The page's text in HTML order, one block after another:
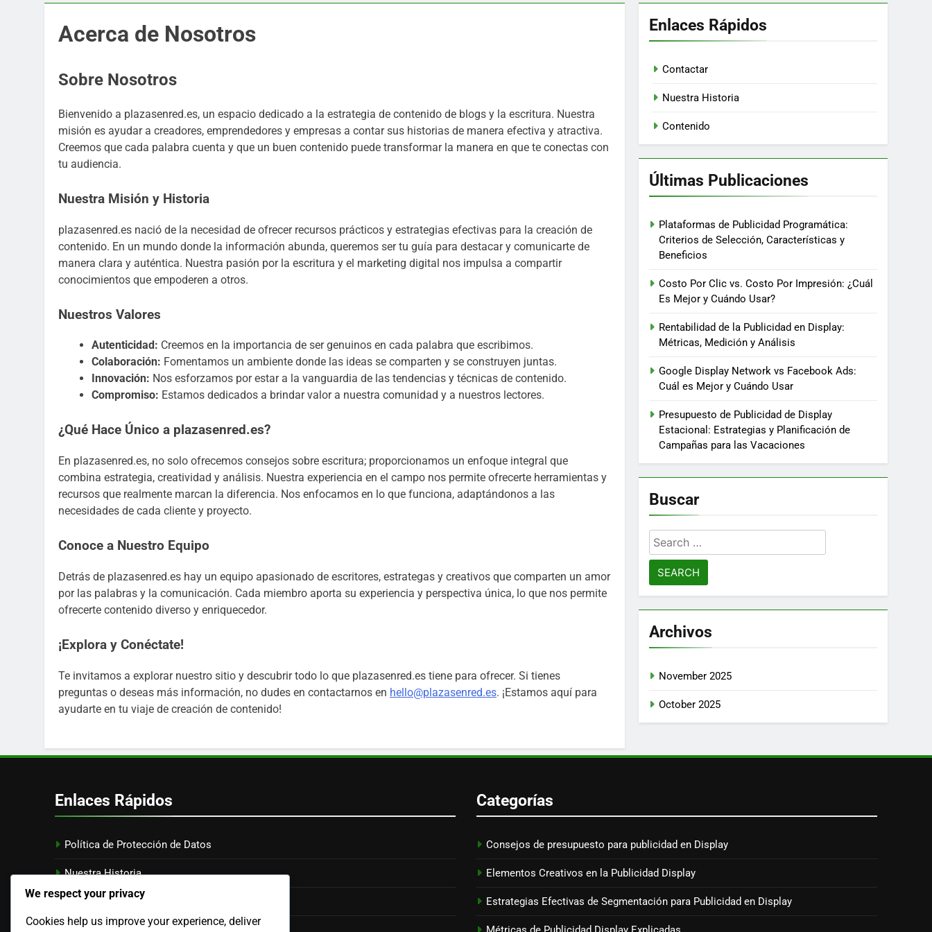
Acerca de Nosotros
Sobre Nosotros
Bienvenido a plazasenred.es, un espacio dedicado a la estrategia de contenido de blogs y la escritura. Nuestra
misión es ayudar a creadores, emprendedores y empresas a contar sus historias de manera efectiva y atractiva.
Creemos que cada palabra cuenta y que un buen contenido puede transformar la manera en que te conectas con
tu audiencia.
Nuestra Misión y Historia
plazasenred.es nació de la necesidad de ofrecer recursos prácticos y estrategias efectivas para la creación de
contenido. En un mundo donde la información abunda, queremos ser tu guía para destacar y comunicarte de
manera clara y auténtica. Nuestra pasión por la escritura y el marketing digital nos impulsa a compartir
conocimientos que empoderen a otros.
Nuestros Valores
Autenticidad: Creemos en la importancia de ser genuinos en cada palabra que escribimos.
Colaboración: Fomentamos un ambiente donde las ideas se comparten y se construyen juntas.
Innovación: Nos esforzamos por estar a la vanguardia de las tendencias y técnicas de contenido.
Compromiso: Estamos dedicados a brindar valor a nuestra comunidad y a nuestros lectores.
¿Qué Hace Único a plazasenred.es?
En plazasenred.es, no solo ofrecemos consejos sobre escritura; proporcionamos un enfoque integral que
combina estrategia, creatividad y análisis. Nuestra experiencia en el campo nos permite ofrecerte herramientas y
recursos que realmente marcan la diferencia. Nos enfocamos en lo que funciona, adaptándonos a las
necesidades de cada cliente y proyecto.
Conoce a Nuestro Equipo
Detrás de plazasenred.es hay un equipo apasionado de escritores, estrategas y creativos que comparten un amor
por las palabras y la comunicación. Cada miembro aporta su experiencia y perspectiva única, lo que nos permite
ofrecerte contenido diverso y enriquecedor.
¡Explora y Conéctate!
Te invitamos a explorar nuestro sitio y descubrir todo lo que plazasenred.es tiene para ofrecer. Si tienes
preguntas o deseas más información, no dudes en contactarnos en hello@plazasenred.es. ¡Estamos aquí para
ayudarte en tu viaje de creación de contenido!
Enlaces Rápidos
Contactar
Nuestra Historia
Contenido
Últimas Publicaciones
Plataformas de Publicidad Programática:
Criterios de Selección, Características y
Beneficios
Costo Por Clic vs. Costo Por Impresión: ¿Cuál
Es Mejor y Cuándo Usar?
Rentabilidad de la Publicidad en Display:
Métricas, Medición y Análisis
Google Display Network vs Facebook Ads:
Cuál es Mejor y Cuándo Usar
Presupuesto de Publicidad de Display
Estacional: Estrategias y Planificación de
Campañas para las Vacaciones
Buscar
Search
for:
Archivos
November 2025
October 2025
Enlaces Rápidos
Política de Protección de Datos
Nuestra Historia
Preferencias de Cookies
Categorías
Consejos de presupuesto para publicidad en Display
Elementos Creativos en la Publicidad Display
Estrategias Efectivas de Segmentación para Publicidad en Display
We respect your privacy
Cookies help us improve your experience, deliver